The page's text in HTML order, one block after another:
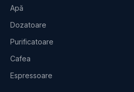
Apă
Dozatoare
Purificatoare
Cafea
Espressoare